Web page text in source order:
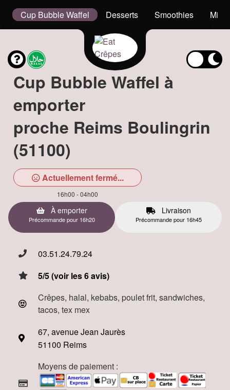
Cup Bubble Waffel Desserts Smoothies
Cup Bubble Waffel à
emporter
proche Reims Boulingrin
(51100)
Actuellement fermé...
16h00 - 04h00
À emporter
Précommande pour 16h20
Livraison
Précommande pour 16h45
03.51.24.79.24
5/5 (voir les 6 avis)
Crêpes, halal, kebabs, poulet frit, sandwiches,
tacos, tex mex
67, avenue Jean Jaurès
51100 Reims
Moyens de paiement :